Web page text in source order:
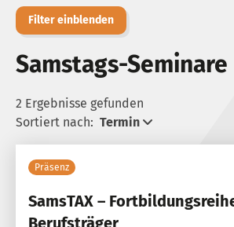
Filter einblenden
Samstags-Seminare
2 Ergebnisse gefunden
Sortiert nach: Termin
Präsenz
SamsTAX –
Berufsträger